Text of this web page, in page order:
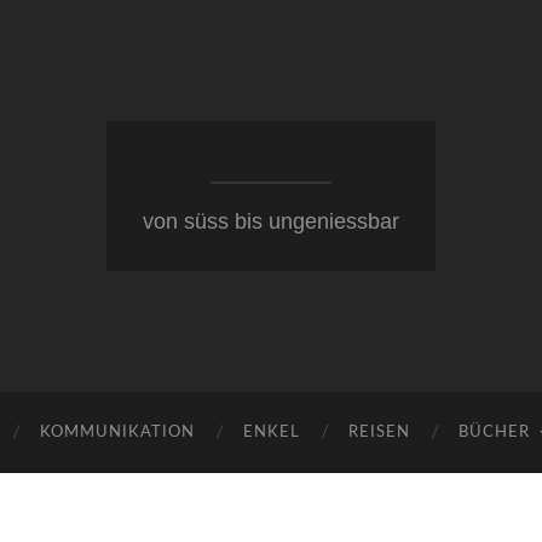
von süss bis ungeniessbar
KOMMUNIKATION ENKEL REISEN BÜCHER